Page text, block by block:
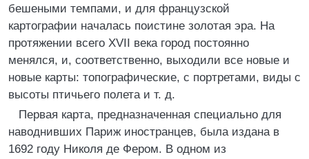
бешеными темпами, и для французской
картографии началась поистине золотая эра. На
протяжении всего XVII века город постоянно
менялся, и, соответственно, выходили все новые и
новые карты: топографические, с портретами, виды с
высоты птичьего полета и т. д.
Первая карта, предназначенная специально для
наводнивших Париж иностранцев, была издана в
1692 году Николя де Фером. В одном из